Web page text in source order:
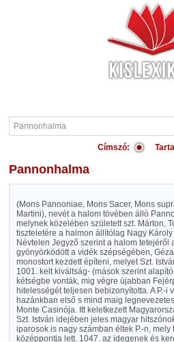
Címszó:
Pannonhalma
(Mons Pannoniae, Mons Sacer, Mons
Martini), nevét a halom tövében álló
melynek közelében született szt. Márton,
tiszteletére a halmon állítólag Nagy
Névtelen Jegyző szerint a halom tetejéről
gyönyörködött a vidék szépségében,
monostort kezdett építeni, melyet Szt.
1001. kelt kiváltság- (mások szerint
kétségbe vonták, mig végre újabban
hitelességét teljesen bebizonyította. A P.-i
hazánkban első s mind maig
Monte Casinója. Itt keletkezett
Szt. István idejében jeles magyar
iparosok is nagy számban éltek P.-n,
középpontja lett. 1047. az idegenek és